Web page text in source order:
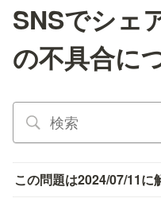
SNSでシェ
の不具合に
この問題は2024/07/11に